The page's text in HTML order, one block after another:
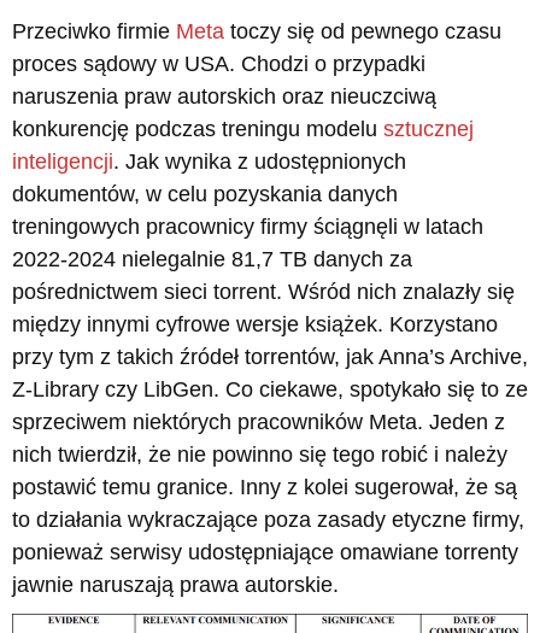
Przeciwko firmie Meta toczy się od pewnego czasu
proces sądowy w USA. Chodzi o przypadki
naruszenia praw autorskich oraz nieuczciwą
konkurencję podczas treningu modelu sztucznej
inteligencji. Jak wynika z udostępnionych
dokumentów, w celu pozyskania danych
treningowych pracownicy firmy ściągnęli w latach
2022-2024 nielegalnie 81,7 TB danych za
pośrednictwem sieci torrent. Wśród nich znalazły się
między innymi cyfrowe wersje książek. Korzystano
przy tym z takich źródeł torrentów, jak Anna’s Archive,
Z-Library czy LibGen. Co ciekawe, spotykało się to ze
sprzeciwem niektórych pracowników Meta. Jeden z
nich twierdził, że nie powinno się tego robić i należy
postawić temu granice. Inny z kolei sugerował, że są
to działania wykraczające poza zasady etyczne firmy,
ponieważ serwisy udostępniające omawiane torrenty
jawnie naruszają prawa autorskie.